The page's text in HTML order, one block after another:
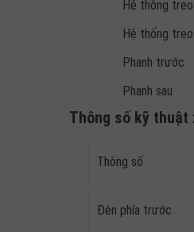
Hệ thống
Hệ thống
Phanh trước
Phanh sau
Thông số kỹ thuật
Thông số
Đèn phía trước